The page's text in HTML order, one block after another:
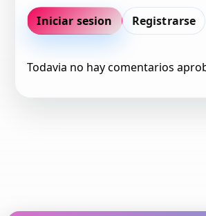
Iniciar sesion Registrarse
Todavia no hay comentarios